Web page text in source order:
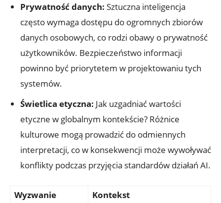
Prywatność danych: Sztuczna inteligencja
często wymaga dostępu do ogromnych zbiorów
danych osobowych, co rodzi obawy o prywatność‌
użytkowników. Bezpieczeństwo informacji
powinno‍ być priorytetem w projektowaniu tych
systemów.
Świetlica etyczna: Jak uzgadniać wartości
etyczne w globalnym kontekście? Różnice
kulturowe ⁣mogą⁢ prowadzić do odmiennych
interpretacji, co w konsekwencji może wywoływać
konflikty podczas przyjęcia standardów​ działań ​AI.
Wyzwanie Kontekst